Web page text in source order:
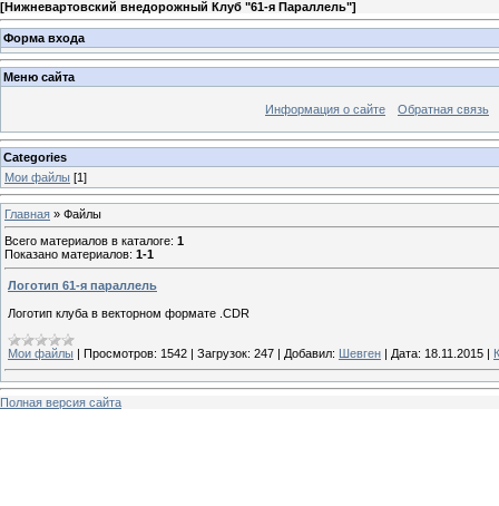
[Нижневартовский внедорожный Клуб "61-я Параллель"]
Форма входа
Меню сайта
Информация о сайте Обратная связь
Categories
Мои файлы [1]
Главная » Файлы
Всего материалов в каталоге: 1
Показано материалов: 1-1
Логотип 61-я параллель
Логотип клуба в векторном формате .CDR
Мои файлы Просмотров: 1542 Загрузок: 247 Добавил: Шевген Дата: 18.11.2015
Полная версия сайта